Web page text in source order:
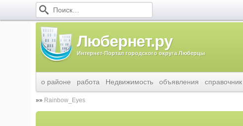
Любернет.ру
Интернет-Портал городского округа Люберцы
о районе работа Недвижимость объявления справочник
Rainbow_Eyes